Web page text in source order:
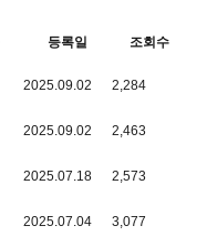
등록일 조회수
2025.09.02 2,284
2025.09.02 2,463
2025.07.18 2,573
2025.07.04 3,077